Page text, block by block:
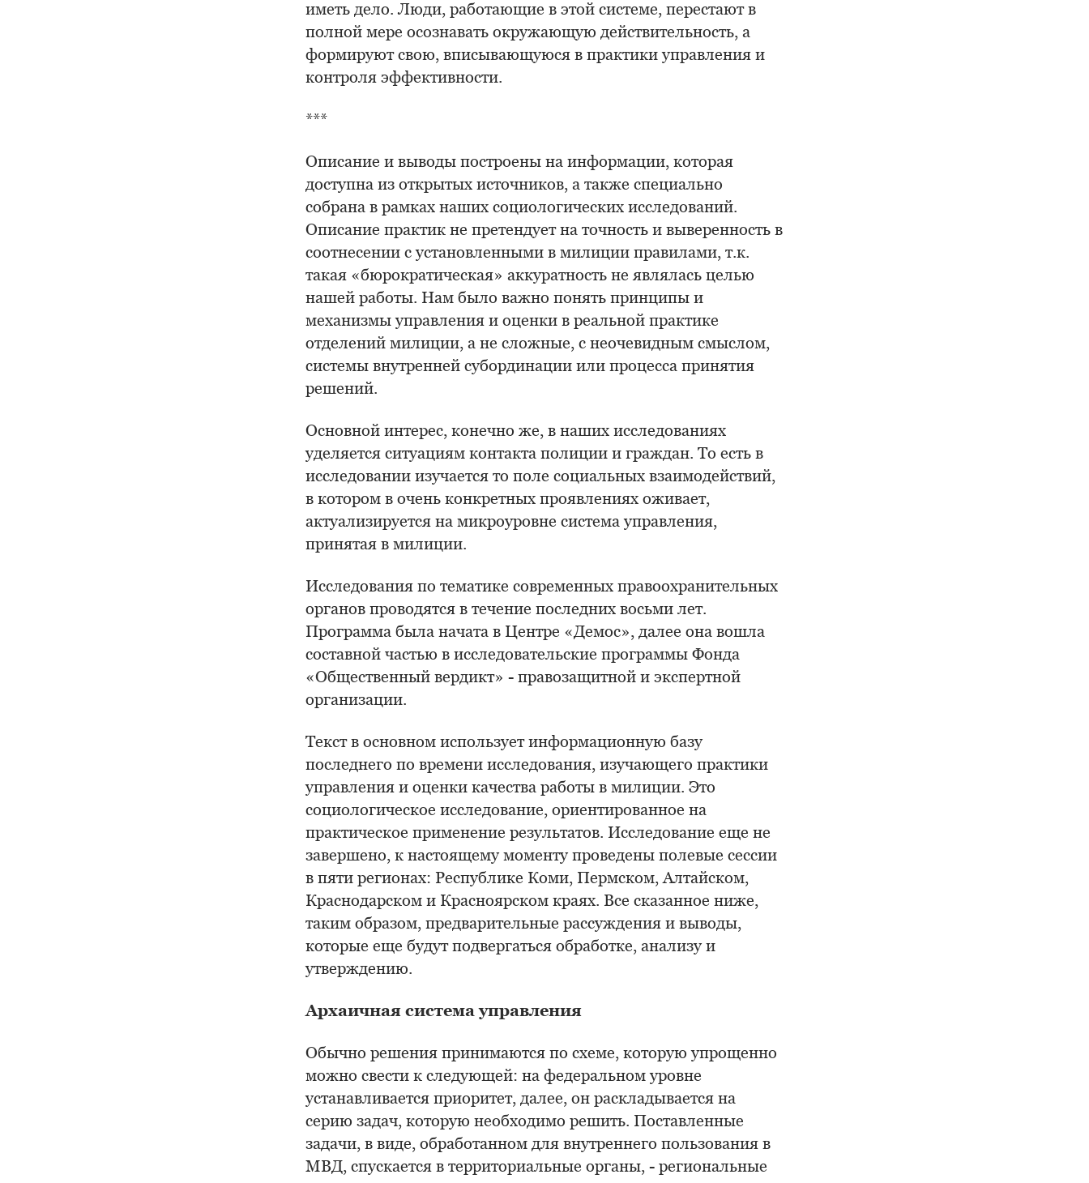
иметь дело. Люди, работающие в этой системе, перестают в
полной мере осознавать окружающую действительность, а
формируют свою, вписывающуюся в практики управления и
контроля эффективности.
***
Описание и выводы построены на информации, которая
доступна из открытых источников, а также специально
собрана в рамках наших социологических исследований.
Описание практик не претендует на точность и выверенность в
соотнесении с установленными в милиции правилами, т.к.
такая «бюрократическая» аккуратность не являлась целью
нашей работы. Нам было важно понять принципы и
механизмы управления и оценки в реальной практике
отделений милиции, а не сложные, с неочевидным смыслом,
системы внутренней субординации или процесса принятия
решений.
Основной интерес, конечно же, в наших исследованиях
уделяется ситуациям контакта полиции и граждан. То есть в
исследовании изучается то поле социальных взаимодействий,
в котором в очень конкретных проявлениях оживает,
актуализируется на микроуровне система управления,
принятая в милиции.
Исследования по тематике современных правоохранительных
органов проводятся в течение последних восьми лет.
Программа была начата в Центре «Демос», далее она вошла
составной частью в исследовательские программы Фонда
«Общественный вердикт» - правозащитной и экспертной
организации.
Текст в основном использует информационную базу
последнего по времени исследования, изучающего практики
управления и оценки качества работы в милиции. Это
социологическое исследование, ориентированное на
практическое применение результатов. Исследование еще не
завершено, к настоящему моменту проведены полевые сессии
в пяти регионах: Республике Коми, Пермском, Алтайском,
Краснодарском и Красноярском краях. Все сказанное ниже,
таким образом, предварительные рассуждения и выводы,
которые еще будут подвергаться обработке, анализу и
утверждению.
Архаичная система управления
Обычно решения принимаются по схеме, которую упрощенно
можно свести к следующей: на федеральном уровне
устанавливается приоритет, далее, он раскладывается на
серию задач, которую необходимо решить. Поставленные
задачи, в виде, обработанном для внутреннего пользования в
МВД, спускается в территориальные органы, - региональные